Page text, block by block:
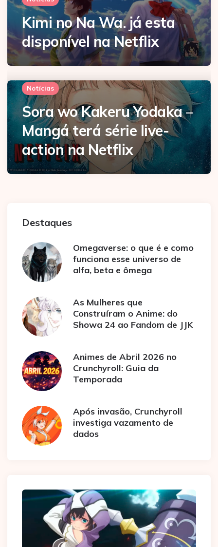
Kimi no Na Wa. já esta
disponível na Netflix
Notícias
Sora wo Kakeru Yodaka –
Mangá terá série live-
action na Netflix
Destaques
Omegaverse: o que é e como
funciona esse universo de
alfa, beta e ômega
As Mulheres que
Construíram o Anime: do
Showa 24 ao Fandom de JJK
Animes de Abril 2026 no
Crunchyroll: Guia da
Temporada
Após invasão, Crunchyroll
investiga vazamento de
dados